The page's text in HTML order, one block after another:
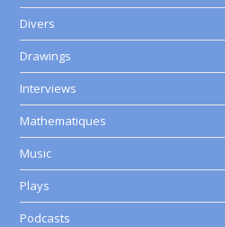
Divers
Drawings
Interviews
Mathematiques
Music
Plays
Podcasts